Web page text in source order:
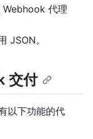
Webhook 代理
JSON。
交付
以下功能的代